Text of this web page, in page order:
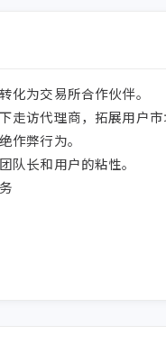
化为交易所合作伙伴。
走访代理商，拓展用户
作弊行为。
队长和用户的粘性。